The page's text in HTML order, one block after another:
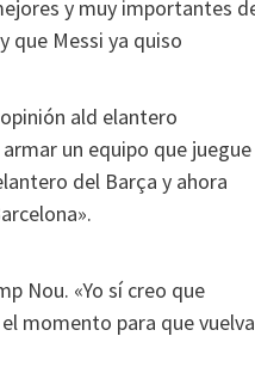
y muy importantes
que Messi ya quiso
ald elantero
un equipo que juegue
del Barça y ahora
Nou. «Yo sí creo que
momento para que